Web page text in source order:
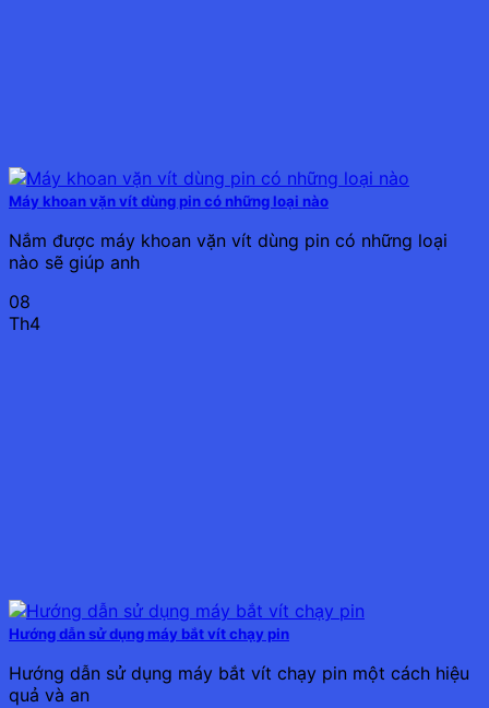
Máy khoan vặn vít dùng pin có những loại nào
Nắm được máy khoan vặn vít dùng pin có những loại
nào sẽ giúp anh
08
Th4
Hướng dẫn sử dụng máy bắt vít chạy pin
Hướng dẫn sử dụng máy bắt vít chạy pin một cách hiệu
quả và an